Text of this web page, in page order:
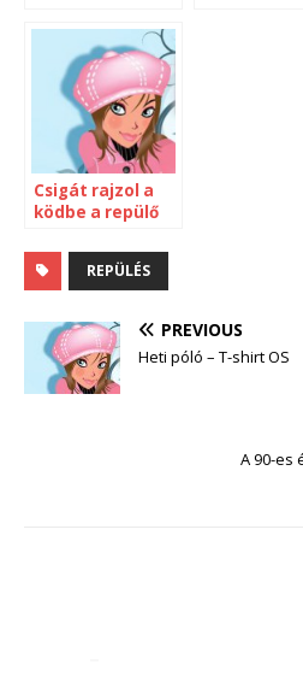
dizájnolt
repcsikkel?
Csigát rajzol a
ködbe a repülő
REPÜLÉS
PREVIOUS
Heti póló – T-shirt OS
A 90-es